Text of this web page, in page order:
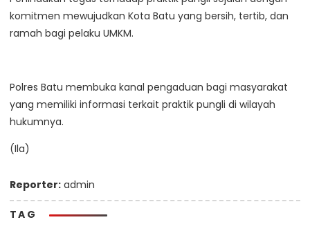
komitmen mewujudkan Kota Batu yang bersih, tertib, dan
ramah bagi pelaku UMKM.
Polres Batu membuka kanal pengaduan bagi masyarakat
yang memiliki informasi terkait praktik pungli di wilayah
hukumnya.
(Ila)
Reporter: admin
TAG